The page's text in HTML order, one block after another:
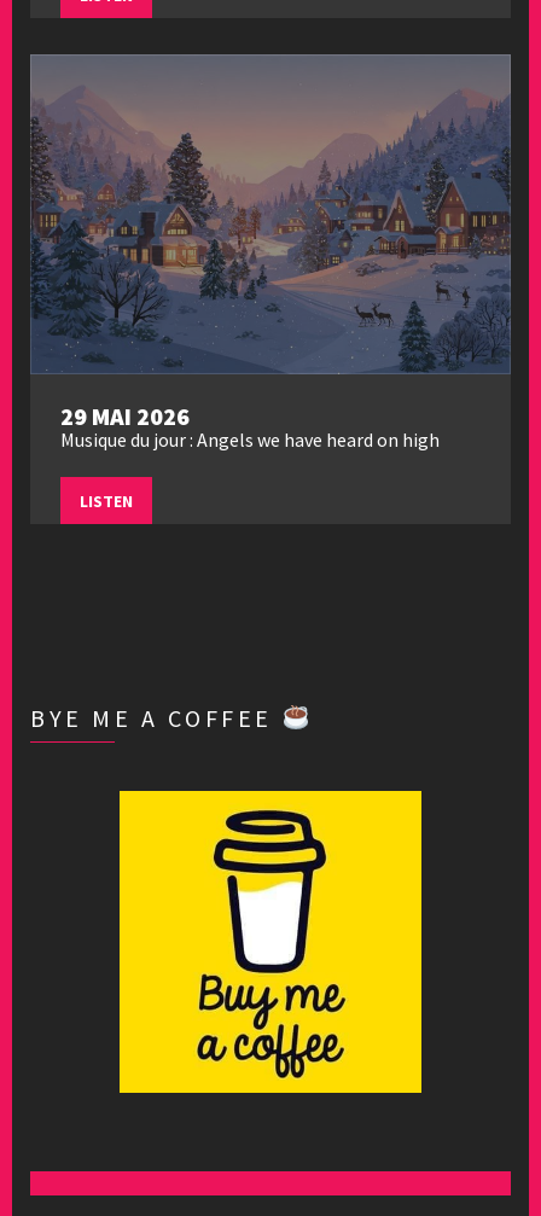
29 MAI 2026
Musique du jour : Angels we have heard on high
LISTEN
BYE ME A COFFEE